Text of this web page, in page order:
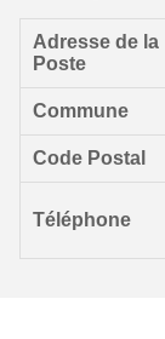
Adresse de la
Poste
Commune
Code Postal
Téléphone